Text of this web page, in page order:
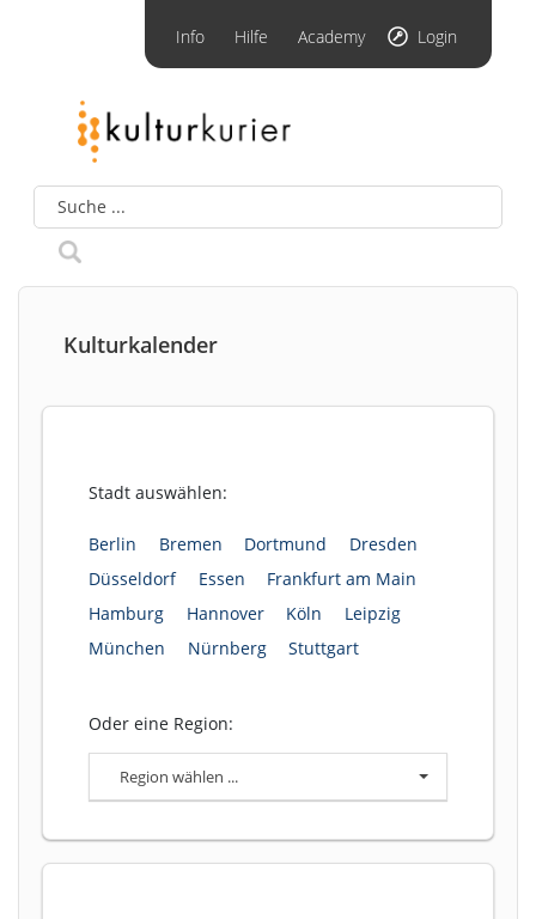
Info Hilfe Academy Login
Kulturkalender
Stadt auswählen:
Berlin Bremen Dortmund
Dresden
Düsseldorf
Essen
Frankfurt am Main
Hamburg
Hannover Köln
Leipzig
München
Nürnberg Stuttgart
Oder eine Region:
Region wählen ...